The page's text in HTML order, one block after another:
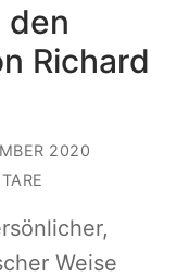
den
Richard
2020
Weise